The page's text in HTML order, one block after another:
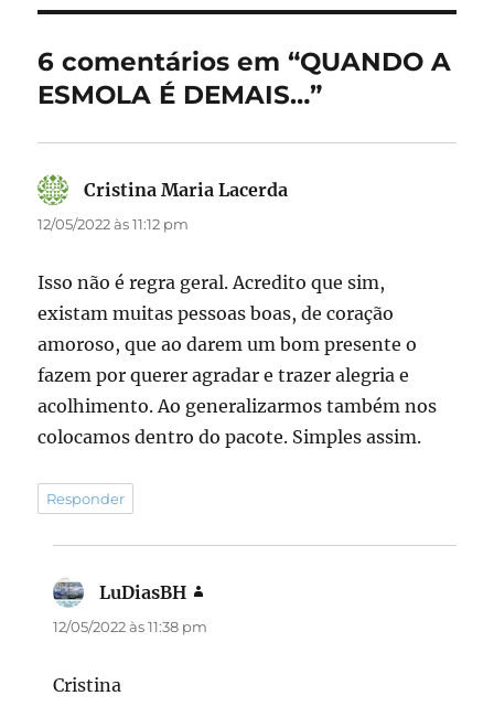
b
o
o
k
d
o
n
6 comentários em “QUANDO A
ESMOLA É DEMAIS…”
Cristina Maria Lacerda
12/05/2022 às 11:12 pm
Isso não é regra geral. Acredito que sim,
existam muitas pessoas boas, de coração
amoroso, que ao darem um bom presente o
fazem por querer agradar e trazer alegria e
acolhimento. Ao generalizarmos também nos
colocamos dentro do pacote. Simples assim.
Responder
LuDiasBH
12/05/2022 às 11:38 pm
Cristina